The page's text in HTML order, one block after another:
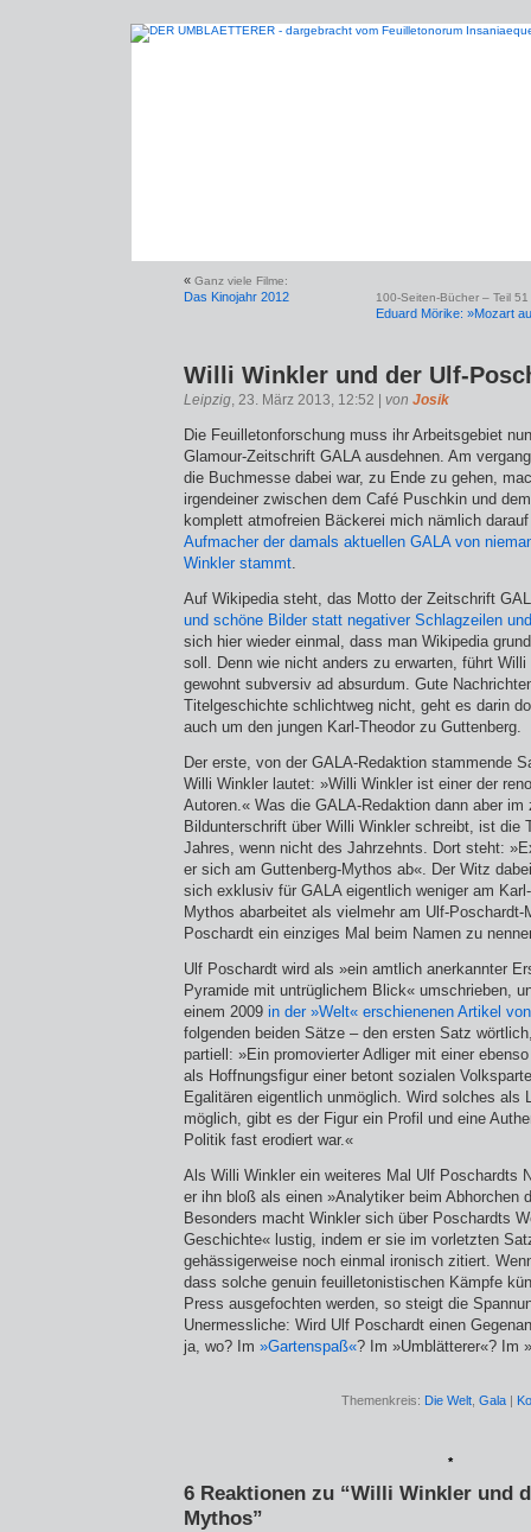
« Ganz viele Filme:
Das Kinojahr 2012 100-Seiten-Bücher – Teil 51
Eduard Mörike: »Mozart
Willi Winkler und der Ulf-
Leipzig, 23. März 2013, 12:52 | von Josik
Die Feuilletonforschung muss ihr Arbeitsgebiet
Glamour-Zeitschrift GALA ausdehnen. Am
die Buchmesse dabei war, zu Ende zu gehen,
irgendeiner zwischen dem Café Puschkin und
komplett atmofreien Bäckerei mich nämlich
Aufmacher der damals aktuellen GALA von
Winkler stammt.
Auf Wikipedia steht, das Motto der Zeitschrift
und schöne Bilder statt negativer Schlagzeilen
sich hier wieder einmal, dass man Wikipedia
soll. Denn wie nicht anders zu erwarten, führt
gewohnt subversiv ad absurdum. Gute
Titelgeschichte schlichtweg nicht, geht es darin
auch um den jungen Karl-Theodor zu Guttenberg.
Der erste, von der GALA-Redaktion stammende
Willi Winkler lautet: »Willi Winkler ist einer der
Autoren.« Was die GALA-Redaktion dann aber
Bildunterschrift über Willi Winkler schreibt, ist die
Jahres, wenn nicht des Jahrzehnts. Dort steht:
er sich am Guttenberg-Mythos ab«. Der Witz
sich exklusiv für GALA eigentlich weniger am
Mythos abarbeitet als vielmehr am Ulf-
Poschardt ein einziges Mal beim Namen zu
Ulf Poschardt wird als »ein amtlich anerkannter
Pyramide mit untrüglichem Blick« umschrieben,
einem 2009 in der »Welt« erschienenen Artikel
folgenden beiden Sätze – den ersten Satz
partiell: »Ein promovierter Adliger mit einer
als Hoffnungsfigur einer betont sozialen
Egalitären eigentlich unmöglich. Wird solches als
möglich, gibt es der Figur ein Profil und eine
Politik fast erodiert war.«
Als Willi Winkler ein weiteres Mal Ulf Poschardts
er ihn bloß als einen »Analytiker beim Abhorchen
Besonders macht Winkler sich über Poschardts
Geschichte« lustig, indem er sie im vorletzten
gehässigerweise noch einmal ironisch zitiert.
dass solche genuin feuilletonistischen Kämpfe
Press ausgefochten werden, so steigt die
Unermessliche: Wird Ulf Poschardt einen
ja, wo? Im »Gartenspaß«? Im »Umblätterer«? Im
Themenkreis: Die Welt Gala |
*
6 Reaktionen zu “Willi Winkler und
Mythos”